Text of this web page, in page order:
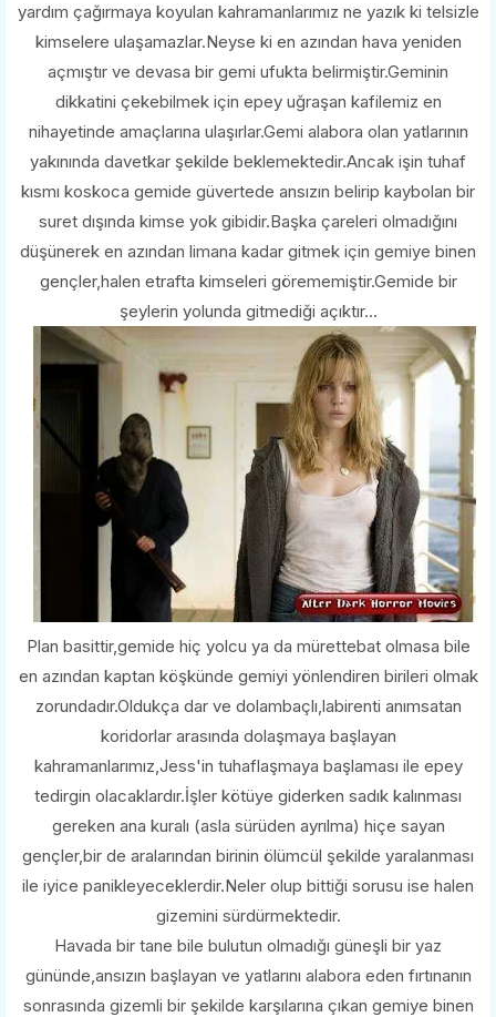
yardım çağırmaya koyulan kahramanlarımız ne yazık ki telsizle
kimselere ulaşamazlar.Neyse ki en azından hava yeniden
açmıştır ve devasa bir gemi ufukta belirmiştir.Geminin
dikkatini çekebilmek için epey uğraşan kafilemiz en
nihayetinde amaçlarına ulaşırlar.Gemi alabora olan yatlarının
yakınında davetkar şekilde beklemektedir.Ancak işin tuhaf
kısmı koskoca gemide güvertede ansızın belirip kaybolan bir
suret dışında kimse yok gibidir.Başka çareleri olmadığını
düşünerek en azından limana kadar gitmek için gemiye binen
gençler,halen etrafta kimseleri görememiştir.Gemide bir
şeylerin yolunda gitmediği açıktır...
Plan basittir,gemide hiç yolcu ya da mürettebat olmasa bile
en azından kaptan köşkünde gemiyi yönlendiren birileri olmak
zorundadır.Oldukça dar ve dolambaçlı,labirenti anımsatan
koridorlar arasında dolaşmaya başlayan
kahramanlarımız,Jess'in tuhaflaşmaya başlaması ile epey
tedirgin olacaklardır.İşler kötüye giderken sadık kalınması
gereken ana kuralı (asla sürüden ayrılma) hiçe sayan
gençler,bir de aralarından birinin ölümcül şekilde yaralanması
ile iyice panikleyeceklerdir.Neler olup bittiği sorusu ise halen
gizemini sürdürmektedir.
Havada bir tane bile bulutun olmadığı güneşli bir yaz
gününde,ansızın başlayan ve yatlarını alabora eden fırtınanın
sonrasında gizemli bir şekilde karşılarına çıkan gemiye binen